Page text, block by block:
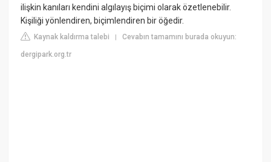
ilişkin kanıları kendini algılayış biçimi olarak özetlenebilir.
Kişiliği yönlendiren, biçimlendiren bir öğedir.
Kaynak kaldırma talebi |Cevabın tamamını burada okuyun:
dergipark.org.tr